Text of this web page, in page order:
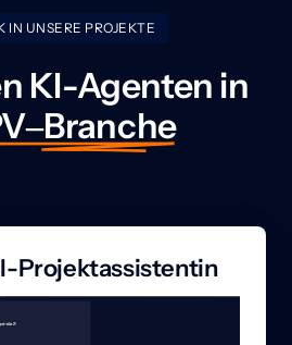
IN UNSERE PROJEKTE
KI-Agenten in
Branche
Projektassistentin